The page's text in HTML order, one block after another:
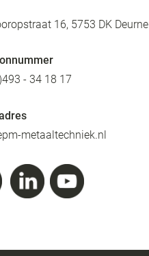
16, 5753 DK Deurne
- 34 18 17​
metaaltechniek.nl